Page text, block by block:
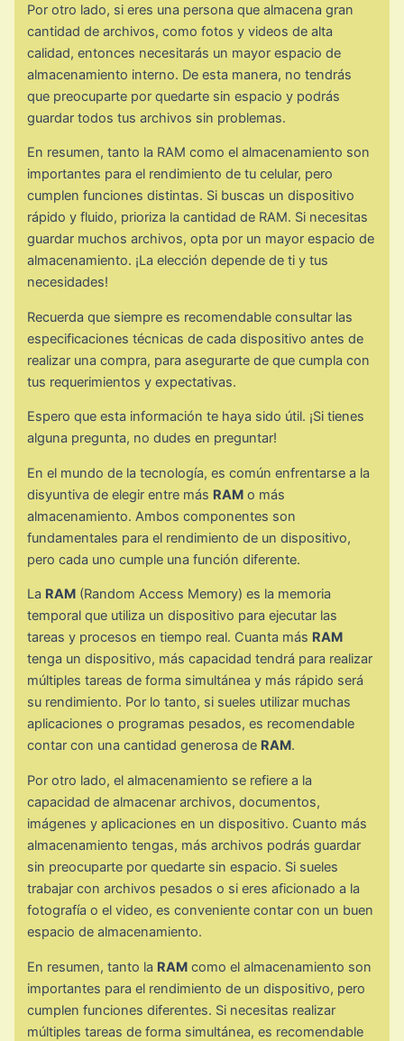
Por otro lado, si eres una persona que almacena gran
cantidad de archivos, como fotos y videos de alta
calidad, entonces necesitarás un mayor espacio de
almacenamiento interno. De esta manera, no tendrás
que preocuparte por quedarte sin espacio y podrás
guardar todos tus archivos sin problemas.
En resumen, tanto la RAM como el almacenamiento son
importantes para el rendimiento de tu celular, pero
cumplen funciones distintas. Si buscas un dispositivo
rápido y fluido, prioriza la cantidad de RAM. Si necesitas
guardar muchos archivos, opta por un mayor espacio de
almacenamiento. ¡La elección depende de ti y tus
necesidades!
Recuerda que siempre es recomendable consultar las
especificaciones técnicas de cada dispositivo antes de
realizar una compra, para asegurarte de que cumpla con
tus requerimientos y expectativas.
Espero que esta información te haya sido útil. ¡Si tienes
alguna pregunta, no dudes en preguntar!
En el mundo de la tecnología, es común enfrentarse a la
disyuntiva de elegir entre más RAM o más
almacenamiento. Ambos componentes son
fundamentales para el rendimiento de un dispositivo,
pero cada uno cumple una función diferente.
La RAM (Random Access Memory) es la memoria
temporal que utiliza un dispositivo para ejecutar las
tareas y procesos en tiempo real. Cuanta más RAM
tenga un dispositivo, más capacidad tendrá para realizar
múltiples tareas de forma simultánea y más rápido será
su rendimiento. Por lo tanto, si sueles utilizar muchas
aplicaciones o programas pesados, es recomendable
contar con una cantidad generosa de RAM.
Por otro lado, el almacenamiento se refiere a la
capacidad de almacenar archivos, documentos,
imágenes y aplicaciones en un dispositivo. Cuanto más
almacenamiento tengas, más archivos podrás guardar
sin preocuparte por quedarte sin espacio. Si sueles
trabajar con archivos pesados o si eres aficionado a la
fotografía o el video, es conveniente contar con un buen
espacio de almacenamiento.
En resumen, tanto la RAM como el almacenamiento son
importantes para el rendimiento de un dispositivo, pero
cumplen funciones diferentes. Si necesitas realizar
múltiples tareas de forma simultánea, es recomendable